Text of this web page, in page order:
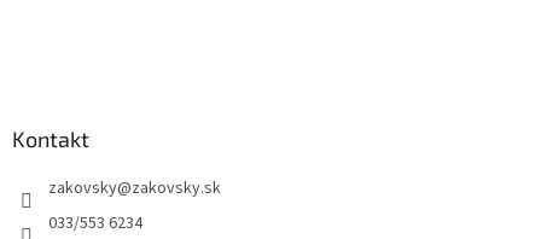
Kontakt
zakovsky@zakovsky.sk
033/553 6234